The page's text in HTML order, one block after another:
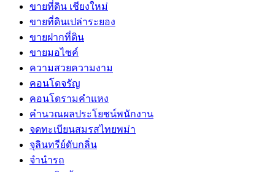
ขายที่ดิน เชียงใหม่
ขายที่ดินเปล่าระยอง
ขายฝากที่ดิน
ขายมอไซค์
ความสวยความงาม
คอนโดจรัญ
คอนโดรามคำแหง
คำนวณผลประโยชน์พนักงาน
จดทะเบียนสมรสไทยพม่า
จุลินทรีย์ดับกลิ่น
จํานํารถ